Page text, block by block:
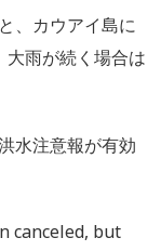
、カウアイ島に
雨が続く場合は
水注意報が有効
canceled, but